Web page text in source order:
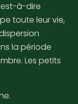
à-dire
toute leur vie,
la période
Les petits